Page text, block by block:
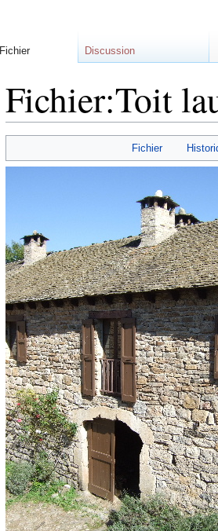
Fichier:Toit
Fichier
Fichier Discussion